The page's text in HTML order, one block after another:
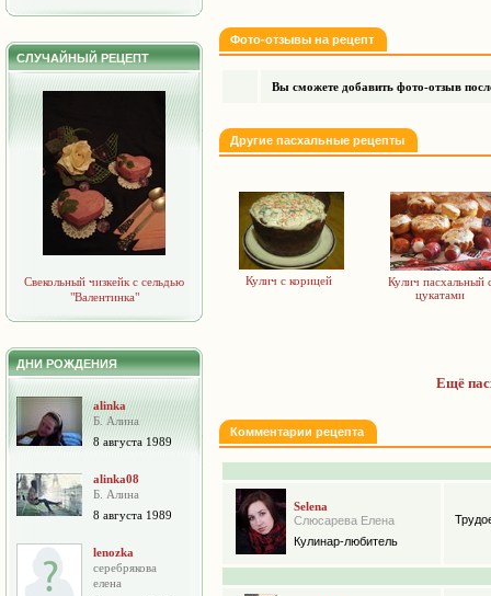
СЛУЧАЙНЫЙ РЕЦЕПТ
Свекольный чизкейк с сельдью
"Валентинка"
ДНИ РОЖДЕНИЯ
alinka
Б. Алина
8 августа 1989
alinka08
Б. Алина
8 августа 1989
lenozka
серебрякова
елена
Фото-отзывы на рецепт
Вы сможете добавить фото-отзыв
Другие пасхальные рецепты
Кулич с корицей
Кулич пасхальный
цукатами
Ещё
Комментарии рецепта
Selena
Слюсарева Елена
Кулинар-любитель